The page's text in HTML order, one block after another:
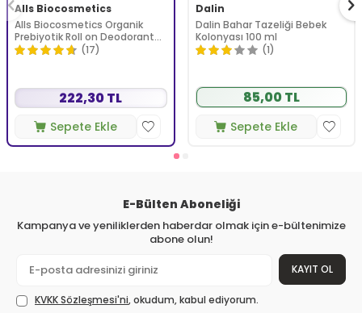
Alls Biocosmetics
Alls Biocosmetics Organik
Prebiyotik Roll on Deodorant
75 ml - Kadınlar İçin
(17)
222,30 TL
Sepete Ekle
Dalin
Dalin Bahar Tazeliği Bebek
Kolonyası 100 ml
(1)
85,00 TL
Sepete Ekle
E-Bülten Aboneliği
Kampanya ve yeniliklerden haberdar olmak için e-bültenimize
abone olun!
KAYIT OL
KVKK Sözleşmesi'ni, okudum, kabul ediyorum.